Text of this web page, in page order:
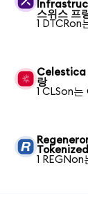
스위스 프
1 DTCRon
Celestica
랑
1 CLSon
1 REGNon